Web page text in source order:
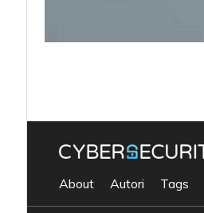
About Autori Tags